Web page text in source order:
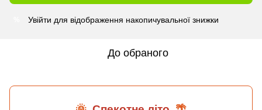
Увійти для відображення накопичувальної знижки
До обраного